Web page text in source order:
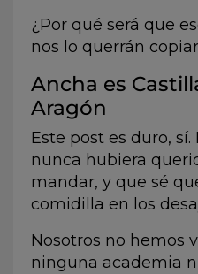
¿Por qué será que
nos lo querrán
Ancha es
Aragón
Este post es duro,
nunca hubiera
mandar, y que sé
comidilla en los
Nosotros no hemos
ninguna academia